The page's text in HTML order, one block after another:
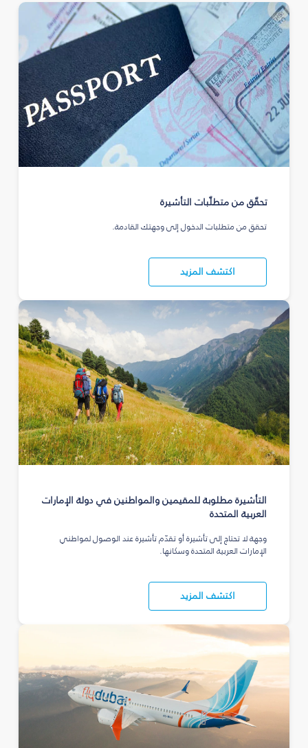
تحقّق من متطلّبات التأشيرة
تحقق من متطلبات الدخول إلى وجهتك القادمة.
اكتشف المزيد
التأشيرة مطلوبة للمقيمين والمواطنين في دولة الإمارات
العربية المتحدة
وجهة لا تحتاج إلى تأشيرة أو تقدّم تأشيرة عند الوصول لمواطني
الإمارات العربية المتحدة وسكانها.
اكتشف المزيد